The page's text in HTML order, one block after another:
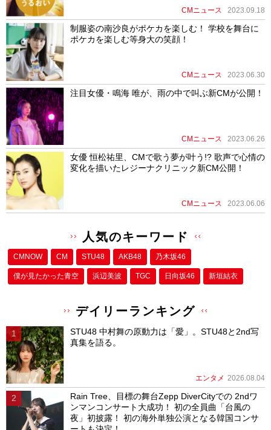
CMニュース 2023.09.18
制服姿の南沙良がポケカを楽しむ！ 学校を舞台に
ポケカを楽しむ等身大の笑顔！
CMニュース 2023.06.30
注目女優・鳴海 唯が、雨の中で叫ぶ新CMが公開！
CMニュース 2023.06.26
女優 恒松祐里、CMで歌う夢が叶う!? 歌声で心情の
変化を描いたレジーナクリニック新CM公開！
CMニュース 2023.06.06
人気のキーワード
CMNOW CM STU48 AKB48 乃木坂46
僕が⾒たかった⻘空 浜辺美波 TGC 日向坂46 新垣結衣
デイリーランキング
STU48 中村舞の原動力は「愛」。STU48と2nd写
真集を語る。
エンタメ 2026.08.04
Rain Tree、目標の舞台Zepp DiverCityでの 2ndワ
ンマンコンサート大成功！ 初の全員曲「台風の
夜」初披露！ 初の海外単独公演となる韓国コンサ